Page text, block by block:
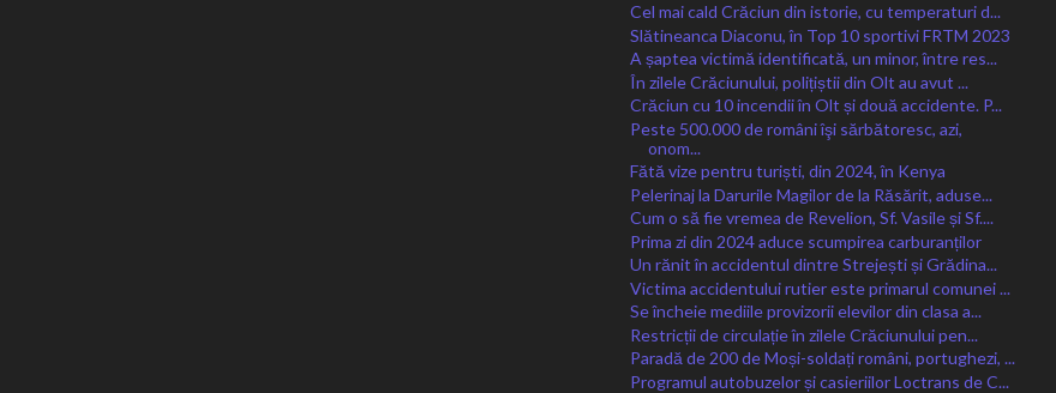
Cel mai cald Crăciun din istorie, cu temperaturi d...
Slătineanca Diaconu, în Top 10 sportivi FRTM 2023
A șaptea victimă identificată, un minor, între res...
În zilele Crăciunului, polițiștii din Olt au avut ...
Crăciun cu 10 incendii în Olt și două accidente. P...
Peste 500.000 de români îşi sărbătoresc, azi,
onom...
Fătă vize pentru turiști, din 2024, în Kenya
Pelerinaj la Darurile Magilor de la Răsărit, aduse...
Cum o să fie vremea de Revelion, Sf. Vasile și Sf....
Prima zi din 2024 aduce scumpirea carburanților
Un rănit în accidentul dintre Strejești și Grădina...
Victima accidentului rutier este primarul comunei ...
Se încheie mediile provizorii elevilor din clasa a...
Restricții de circulație în zilele Crăciunului pen...
Paradă de 200 de Moși-soldați români, portughezi, ...
Programul autobuzelor și casieriilor Loctrans de C...